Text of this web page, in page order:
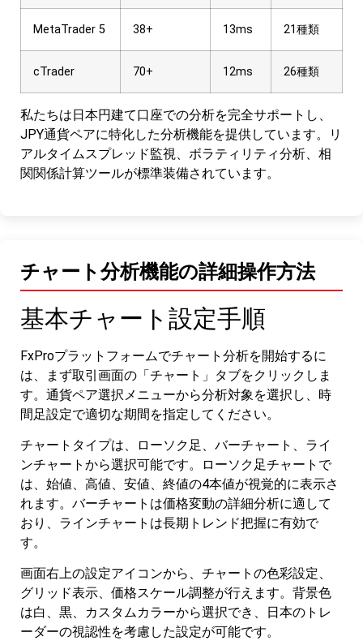
MetaTrader 5 38+ 13ms 21種類
cTrader 70+ 12ms 26種類
私たちは日本円建て口座での分析を完全サポートし、
JPY通貨ペアに特化した分析機能を提供しています。リ
アルタイムスプレッド監視、ボラティリティ分析、相
関関係計算ツールが標準装備されています。
チャート分析機能の詳細操作方法
基本チャート設定手順
FxProプラットフォームでチャート分析を開始するに
は、まず取引画面の「チャート」タブをクリックしま
す。通貨ペア選択メニューから分析対象を選択し、時
間足設定で適切な期間を指定してください。
チャートタイプは、ローソク足、バーチャート、ライ
ンチャートから選択可能です。ローソク足チャートで
は、始値、高値、安値、終値の4本値が視覚的に表示さ
れます。バーチャートは価格変動の詳細分析に適して
おり、ラインチャートは長期トレンド把握に有効で
す。
画面右上の設定アイコンから、チャートの色彩設定、
グリッド表示、価格スケール調整が行えます。背景色
は白、黒、カスタムカラーから選択でき、日本のトレ
ーダーの視認性を考慮した設定が可能です。